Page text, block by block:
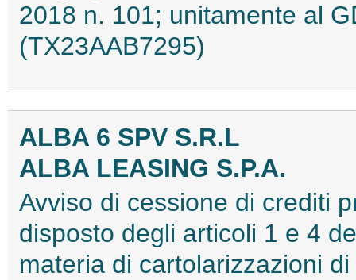
2018 n. 101; unitamente al
(TX23AAB7295)
ALBA 6 SPV S.R.L
ALBA LEASING S.P.A.
Avviso di cessione di crediti
disposto degli articoli 1 e 4
materia di cartolarizzazioni